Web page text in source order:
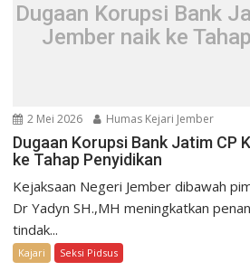
Dugaan Korupsi Bank
Jember naik ke
2 Mei 2026 Humas Kejari Jember
Dugaan Korupsi Bank Jatim CP
ke Tahap Penyidikan
Kejaksaan Negeri Jember dibawah
Dr Yadyn SH.,MH meningkatkan
tindak...
Kajari Seksi Pidsus